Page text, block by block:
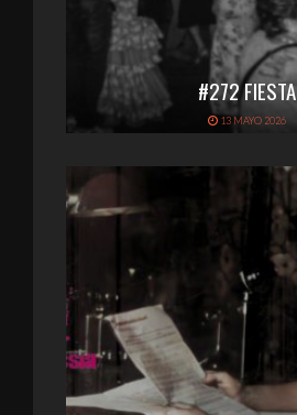
#272 FIESTA
13 MAYO 2026